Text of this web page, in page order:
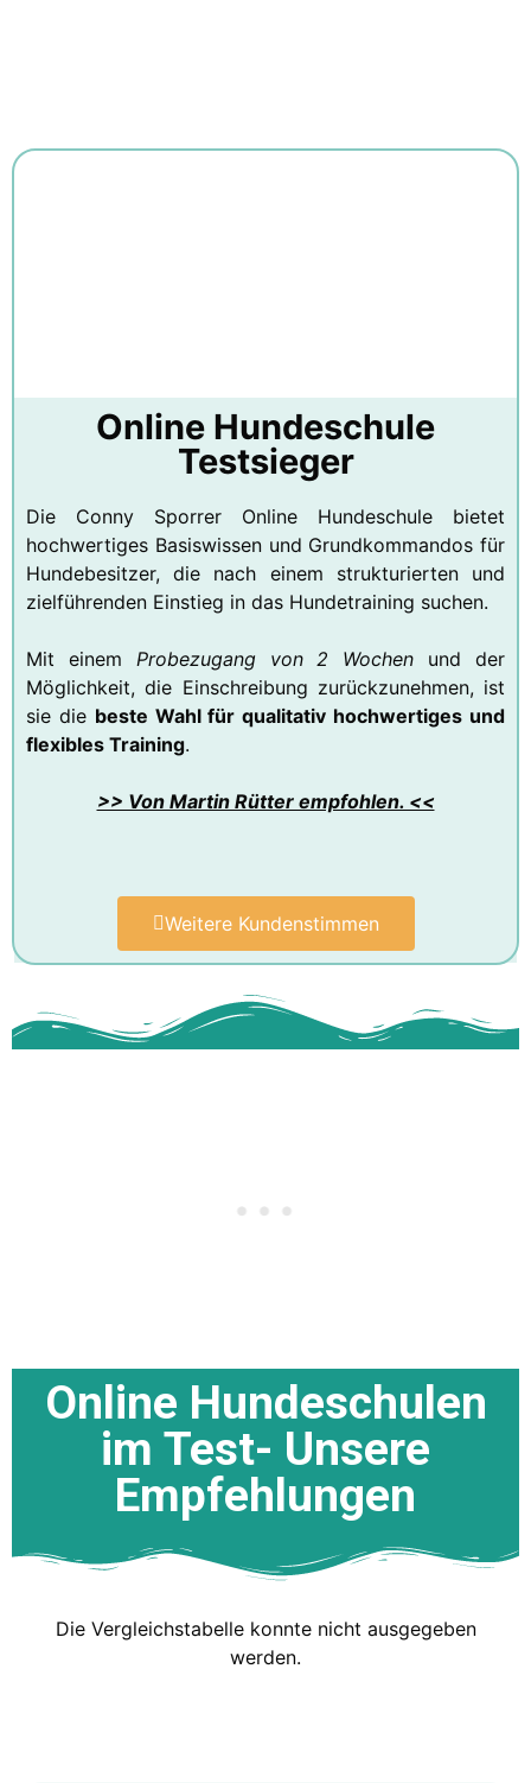
Online Hundeschule
Testsieger
Die Conny Sporrer Online Hundeschule bietet
hochwertiges Basiswissen und Grundkommandos für
Hundebesitzer, die nach einem strukturierten und
zielführenden Einstieg in das Hundetraining suchen.
Mit einem Probezugang von 2 Wochen und der
Möglichkeit, die Einschreibung zurückzunehmen, ist
sie die beste Wahl für qualitativ hochwertiges und
flexibles Training.
>> Von Martin Rütter empfohlen. <<
Weitere Kundenstimmen
Online Hundeschulen
im Test- Unsere
Empfehlungen
Die Vergleichstabelle konnte nicht ausgegeben
werden.